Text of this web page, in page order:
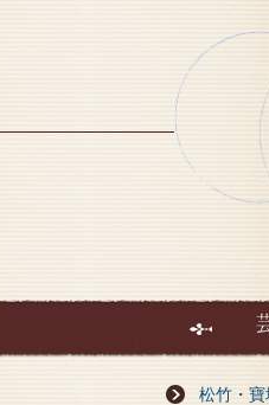
松竹・寶